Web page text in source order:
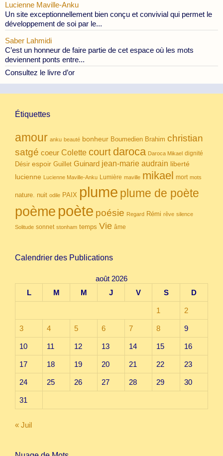
Lucienne Maville-Anku
Un site exceptionnellement bien conçu et convivial qui permet le
développement de soi par le...
Saber Lahmidi
C’est un honneur de faire partie de cet espace où les mots
deviennent ponts entre...
Consultez le livre d’or
Étiquettes
amour anku beauté bonheur Boumedien Brahim christian
satgé coeur Colette court daroca Daroca Mikael dignité
Désir espoir Guillet Guinard jean-marie audrain liberté
lucienne Lucienne Maville-Anku Lumière maville mikael mort mots
nature. nuit odile PAIX plume plume de poète
poème poète poésie Regard Rémi rêve silence
Solitude sonnet stonham temps Vie âme
Calendrier des Publications
août 2026
L
M M J V S D
1 2
3 4 5 6 7 8 9
10 11 12 13 14 15 16
17 18 19 20 21 22 23
24 25 26 27 28 29 30
31
« Juil